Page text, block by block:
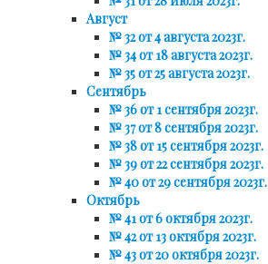
Август
№ 32 от 4 августа 2023г.
№ 34 от 18 августа 2023г.
№ 35 от 25 августа 2023г.
Сентябрь
№ 36 от 1 сентября 2023г.
№ 37 от 8 сентября 2023г.
№ 38 от 15 сентября 2023г.
№ 39 от 22 сентября 2023г.
№ 40 от 29 сентября 2023г.
Октябрь
№ 41 от 6 октября 2023г.
№ 42 от 13 октября 2023г.
№ 43 от 20 октября 2023г.